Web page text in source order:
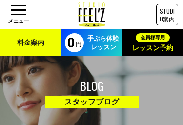
STUDI
O案内
料金案内
手ぶら体験
レッスン
レッスン予約
BLOG
スタッフブログ